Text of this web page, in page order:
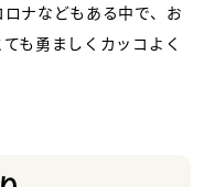
ナなどもある中で、お
も勇ましくカッコよく